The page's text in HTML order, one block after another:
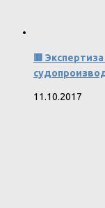
🟥
11.10.2017